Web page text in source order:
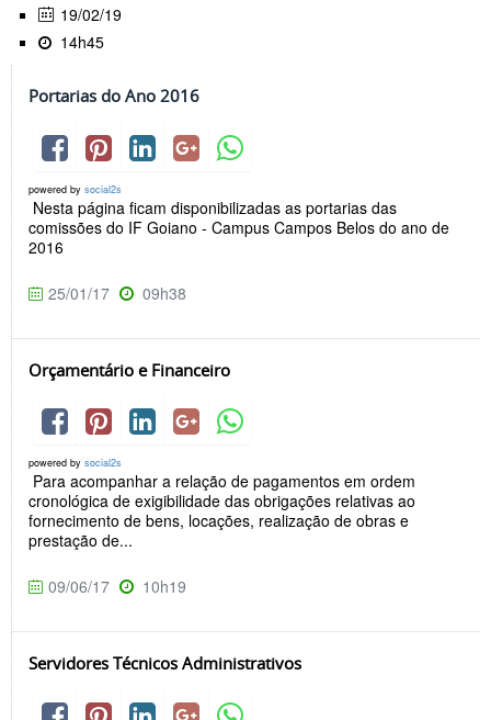
19/02/19
14h45
Portarias do Ano 2016
powered by social2s
Nesta página ficam disponibilizadas as portarias das
comissões do IF Goiano - Campus Campos Belos do ano de
2016
25/01/17 09h38
Orçamentário e Financeiro
powered by social2s
Para acompanhar a relação de pagamentos em ordem
cronológica de exigibilidade das obrigações relativas ao
fornecimento de bens, locações, realização de obras e
prestação de...
09/06/17 10h19
Servidores Técnicos Administrativos